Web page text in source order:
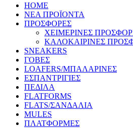
HOME
ΝΕΑ ΠΡΟΪΟΝΤΑ
ΠΡΟΣΦΟΡΕΣ
ΧΕΙΜΕΡΙΝΕΣ
ΚΑΛΟΚΑΙΡΙΝΕΣ
SNEAKERS
ΓΟΒΕΣ
LOAFERS/ΜΠΑΛΑΡΙΝΕΣ
ΕΣΠΑΝΤΡΙΓΙΕΣ
ΠΕΔΙΛΑ
FLATFORMS
FLATS/ΣΑΝΔΑΛΙΑ
MULES
ΠΛΑΤΦΟΡΜΕΣ